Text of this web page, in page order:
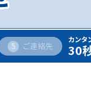
5 ご連絡先
カンタ
30